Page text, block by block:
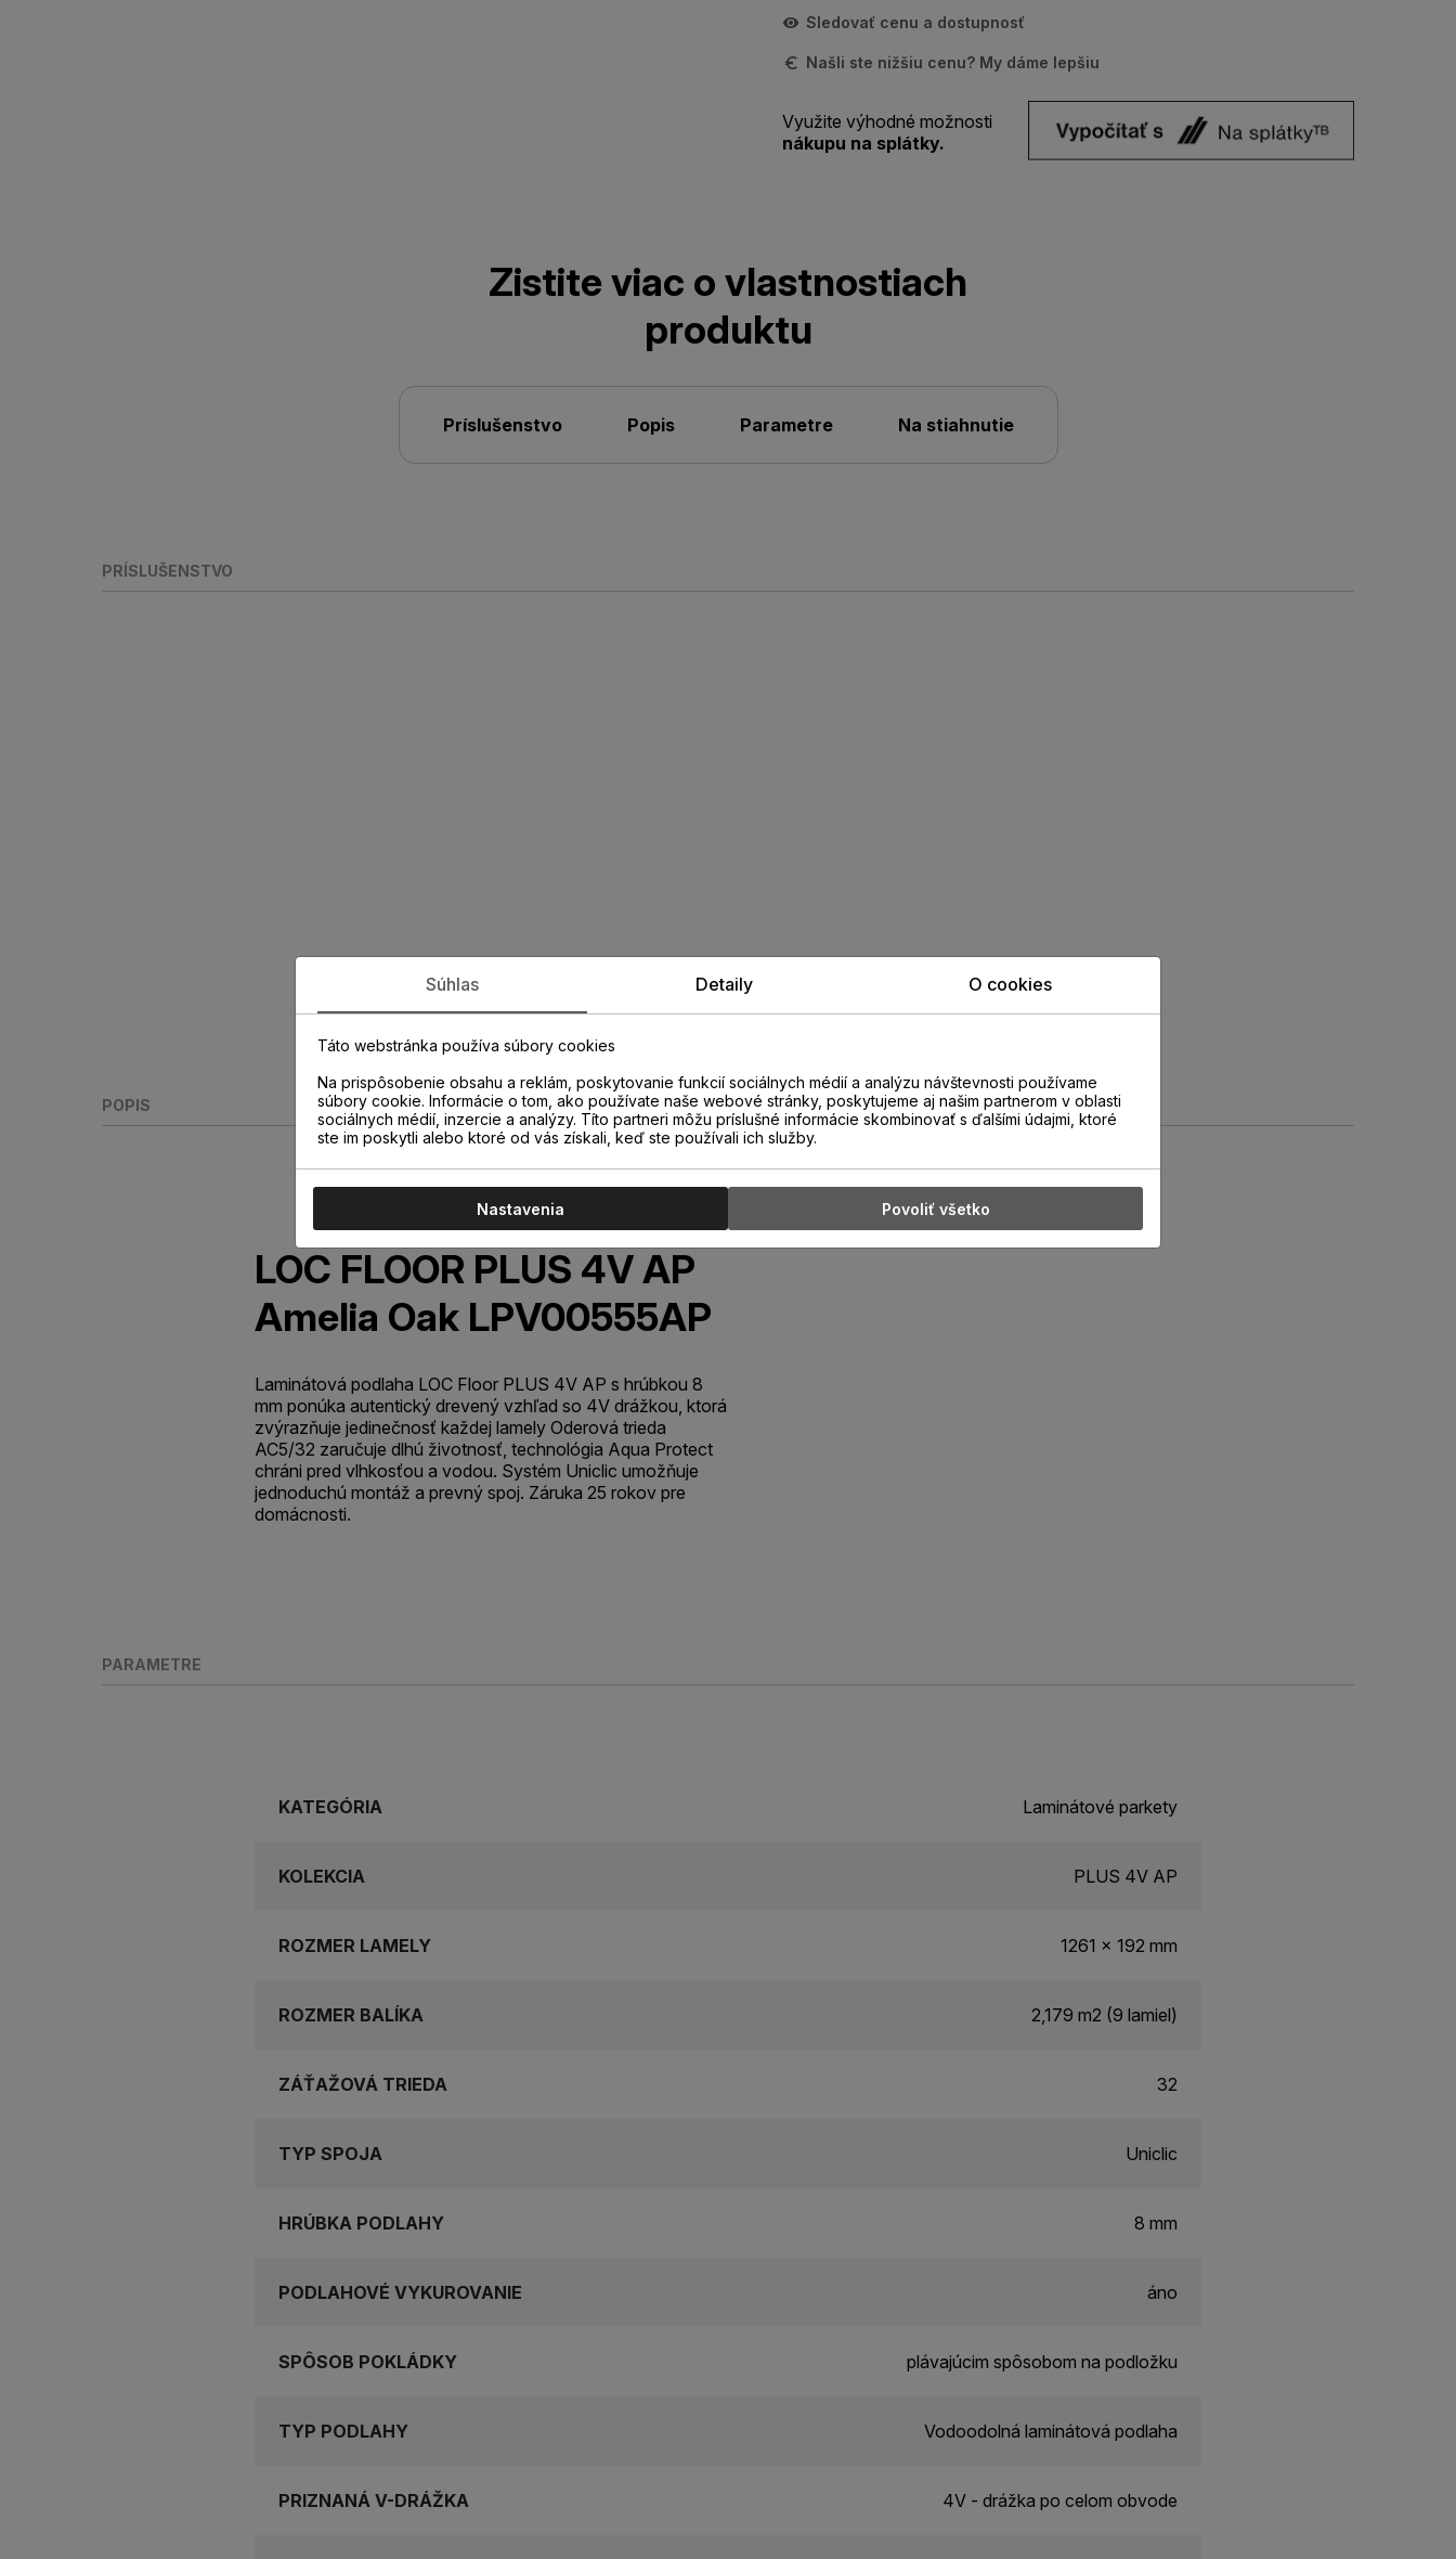
Sledovať cenu a dostupnosť
Našli ste nižšiu cenu? My dáme lepšiu
Využite výhodné možnosti
nákupu na splátky.
Zistite viac o vlastnostiach
produktu
Príslušenstvo Popis Parametre Na stiahnutie
PRÍSLUŠENSTVO
POPIS
LOC FLOOR PLUS 4V AP
Amelia Oak LPV00555AP
Laminátová podlaha LOC Floor PLUS 4V AP s hrúbkou 8
mm ponúka autentický drevený vzhľad so 4V drážkou, ktorá
zvýrazňuje jedinečnosť každej lamely Oderová trieda
AC5/32 zaručuje dlhú životnosť, technológia Aqua Protect
chráni pred vlhkosťou a vodou. Systém Uniclic umožňuje
jednoduchú montáž a prevný spoj. Záruka 25 rokov pre
domácnosti.
PARAMETRE
KATEGÓRIA Laminátové parkety
KOLEKCIA PLUS 4V AP
ROZMER LAMELY 1261 x 192 mm
ROZMER BALÍKA 2,179 m2 (9 lamiel)
ZÁŤAŽOVÁ TRIEDA 32
TYP SPOJA Uniclic
HRÚBKA PODLAHY 8 mm
PODLAHOVÉ VYKUROVANIE áno
SPÔSOB POKLÁDKY plávajúcim spôsobom na podložku
TYP PODLAHY Vodoodolná laminátová podlaha
PRIZNANÁ V-DRÁŽKA 4V - drážka po celom obvode
Súhlas Detaily O cookies
Táto webstránka používa súbory cookies
Na prispôsobenie obsahu a reklám, poskytovanie funkcií sociálnych médií a analýzu návštevnosti používame
súbory cookie. Informácie o tom, ako používate naše webové stránky, poskytujeme aj našim partnerom v oblasti
sociálnych médií, inzercie a analýzy. Títo partneri môžu príslušné informácie skombinovať s ďalšími údajmi, ktoré
ste im poskytli alebo ktoré od vás získali, keď ste používali ich služby.
Nastavenia Povoliť všetko